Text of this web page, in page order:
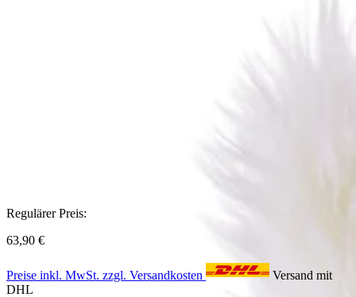
Regulärer Preis:
63,90 €
Preise inkl. MwSt. zzgl. Versandkosten
Versand mit
DHL